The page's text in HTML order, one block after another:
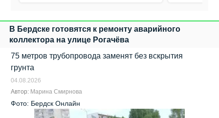
В Бердске готовятся к ремонту аварийного
коллектора на улице Рогачёва
75 метров трубопровода заменят без вскрытия
грунта
04.08.2026
Автор: Марина Смирнова
Фото: Бердск Онлайн